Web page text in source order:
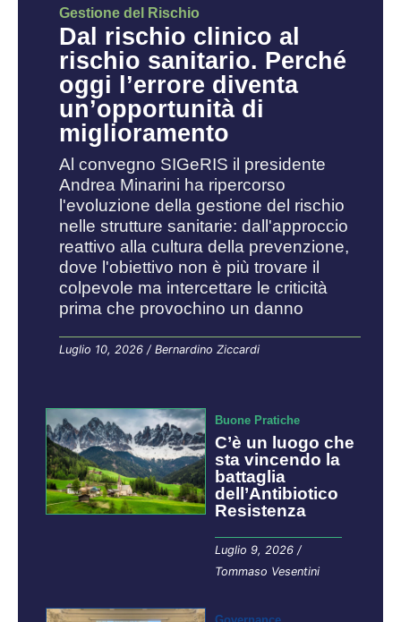
Gestione del Rischio
Dal rischio clinico al
rischio sanitario. Perché
oggi l’errore diventa
un’opportunità di
miglioramento
Al convegno SIGeRIS il presidente
Andrea Minarini ha ripercorso
l'evoluzione della gestione del rischio
nelle strutture sanitarie: dall'approccio
reattivo alla cultura della prevenzione,
dove l'obiettivo non è più trovare il
colpevole ma intercettare le criticità
prima che provochino un danno
Luglio 10, 2026 / Bernardino Ziccardi
Buone Pratiche
C’è un luogo che
sta vincendo la
battaglia
dell’Antibiotico
Resistenza
Luglio 9, 2026 /
Tommaso Vesentini